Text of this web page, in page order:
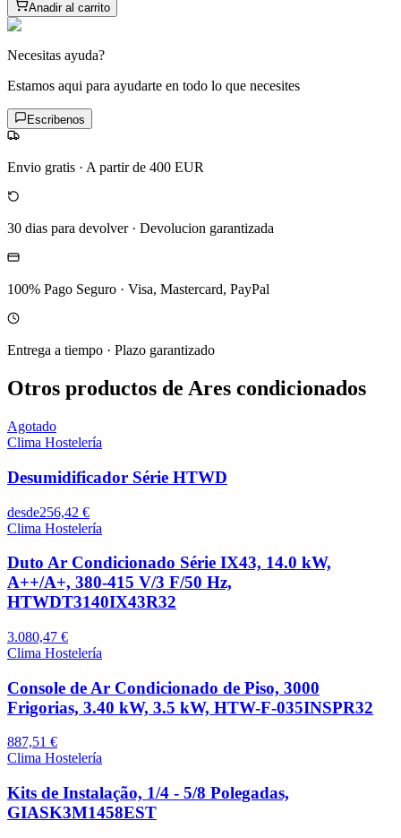
Anadir al carrito
Necesitas ayuda?
Estamos aqui para ayudarte en todo lo que necesites
Escribenos
Envio gratis · A partir de 400 EUR
30 dias para devolver· Devolucion garantizada
100% Pago Seguro · Visa, Mastercard, PayPal
Entrega a tiempo · Plazo garantizado
Otros productos de Ares condicionados
Agotado
Clima Hostelería
Desumidificador Série HTWD
desde256,42 €
Clima Hostelería
Duto Ar Condicionado Série IX43, 14.0 kW,
A++/A+, 380-415 V/3 F/50 Hz,
HTWDT3140IX43R32
3.080,47 €
Clima Hostelería
Console de Ar Condicionado de Piso, 3000
Frigorias, 3.40 kW, 3.5 kW, HTW-F-035INSPR32
887,51 €
Clima Hostelería
Kits de Instalação, 1/4 - 5/8 Polegadas,
GIASK3M1458EST